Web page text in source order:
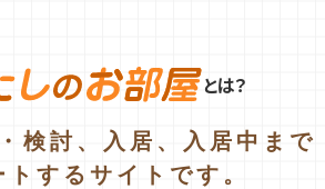
とは？
検討、入居、入居中まで
トするサイトです。